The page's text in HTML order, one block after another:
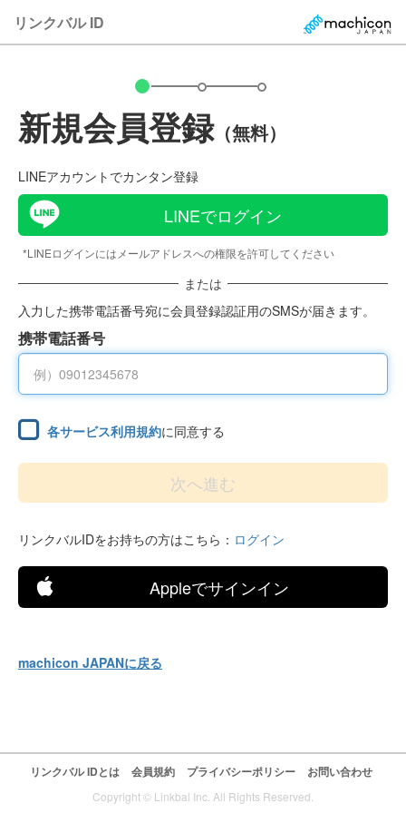
リンクバル ID
新規会員登録（無料）
LINEアカウントでカンタン登録
LINEでログイン
*LINEログインにはメールアドレスへの権限を許可してください
または
入力した携帯電話番号宛に会員登録認証用のSMSが届きます。
携帯電話番号
各サービス利用規約に同意する
リンクバルIDをお持ちの方はこちら： ログイン
Appleでサインイン
machicon JAPANに戻る
リンクバル IDとは 会員規約 プライバシーポリシー お問い合わせ
Copyright © Linkbal Inc. All Rights Reserved.